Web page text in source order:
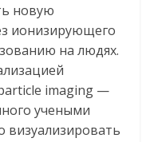
новую
ионизирующего
на людях.
imaging —
учеными
визуализировать